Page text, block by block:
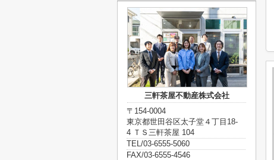
三軒茶屋不動産株式会社
〒154-0004
東京都世田谷区太子堂４丁目18-
4 ＴＳ三軒茶屋 104
TEL/03-6555-5060
FAX/03-6555-4546